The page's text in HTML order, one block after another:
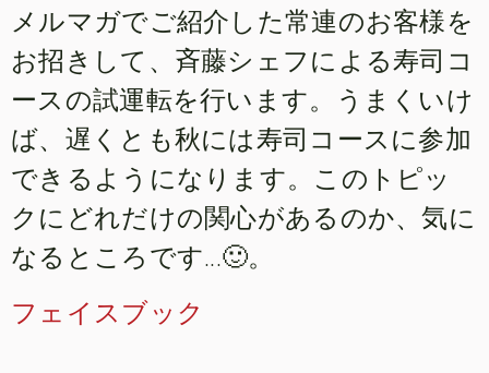
メルマガでご紹介した常連のお客様を
お招きして、斉藤シェフによる寿司コ
ースの試運転を行います。うまくいけ
ば、遅くとも秋には寿司コースに参加
できるようになります。このトピッ
クにどれだけの関心があるのか、気に
なるところです...🙂。
フェイスブック